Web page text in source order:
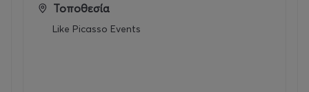
Τοποθεσία
Like Picasso Events